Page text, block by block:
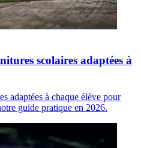
scolaires adaptées à
adaptées à chaque élève pour
guide pratique en 2026.